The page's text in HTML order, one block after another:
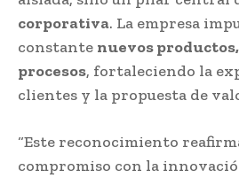
corporativa. La empresa
constante nuevos
procesos, fortaleciendo la
clientes y la propuesta de
“Este reconocimiento
compromiso con la